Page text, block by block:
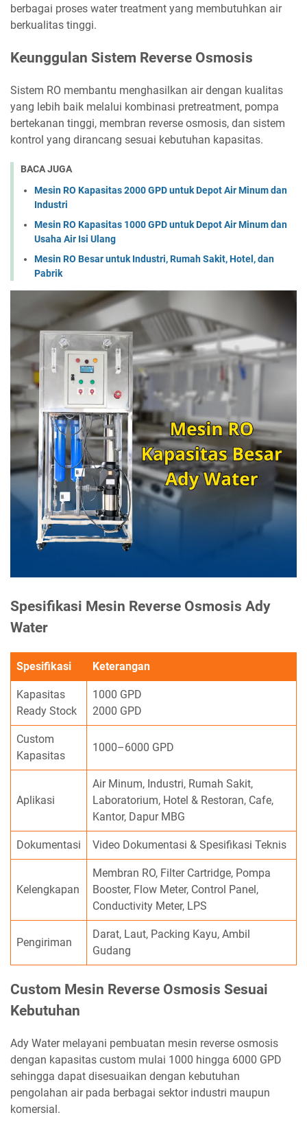
berbagai proses water treatment yang membutuhkan air
berkualitas tinggi.
Keunggulan Sistem Reverse Osmosis
Sistem RO membantu menghasilkan air dengan kualitas
yang lebih baik melalui kombinasi pretreatment, pompa
bertekanan tinggi, membran reverse osmosis, dan sistem
kontrol yang dirancang sesuai kebutuhan kapasitas.
BACA JUGA
Mesin RO Kapasitas 2000 GPD untuk Depot Air Minum dan
Industri
Mesin RO Kapasitas 1000 GPD untuk Depot Air Minum dan
Usaha Air Isi Ulang
Mesin RO Besar untuk Industri, Rumah Sakit, Hotel, dan
Pabrik
Spesifikasi Mesin Reverse Osmosis Ady
Water
Spesifikasi Keterangan
Kapasitas
Ready Stock
1000 GPD
2000 GPD
Custom
Kapasitas
1000–6000 GPD
Aplikasi
Air Minum, Industri, Rumah Sakit,
Laboratorium, Hotel & Restoran, Cafe,
Kantor, Dapur MBG
Dokumentasi Video Dokumentasi & Spesifikasi Teknis
Kelengkapan
Membran RO, Filter Cartridge, Pompa
Booster, Flow Meter, Control Panel,
Conductivity Meter, LPS
Pengiriman
Darat, Laut, Packing Kayu, Ambil
Gudang
Custom Mesin Reverse Osmosis Sesuai
Kebutuhan
Ady Water melayani pembuatan mesin reverse osmosis
dengan kapasitas custom mulai 1000 hingga 6000 GPD
sehingga dapat disesuaikan dengan kebutuhan
pengolahan air pada berbagai sektor industri maupun
komersial.